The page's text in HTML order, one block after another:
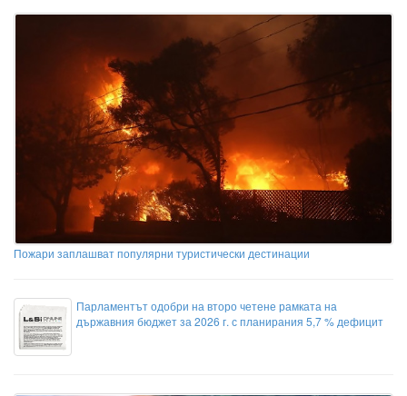
Пожари заплашват популярни туристически дестинации
Парламентът одобри на второ четене рамката на
държавния бюджет за 2026 г. с планирания 5,7 % дефицит